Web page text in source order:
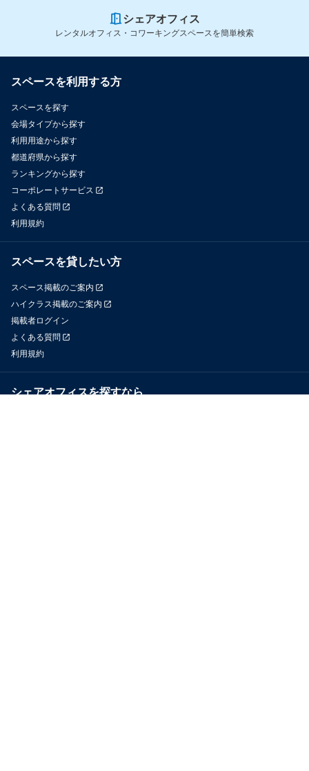
シェアオフィス
レンタルオフィス・コワーキングスペースを簡単検索
スペースを利用する方
スペースを探す
会場タイプから探す
利用用途から探す
都道府県から探す
ランキングから探す
コーポレートサービス
よくある質問
利用規約
スペースを貸したい方
スペース掲載のご案内
ハイクラス掲載のご案内
掲載者ログイン
よくある質問
利用規約
シェアオフィスを探すなら